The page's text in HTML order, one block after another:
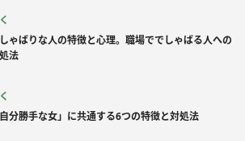
ゃばりな人の特徴と心理。職場ででしゃばる人への
法
自分勝手な女」に共通する6つの特徴と対処法